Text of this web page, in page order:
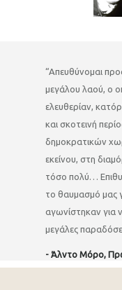
“Απευθύνομαι
μεγάλου λαού, ο
ελευθερίαν,
και σκοτεινή
δημοκρατικών
εκείνου, στη
τόσο πολύ…
το θαυμασμό μας
αγωνίστηκαν για
μεγάλες
- Άλντο Μόρο,